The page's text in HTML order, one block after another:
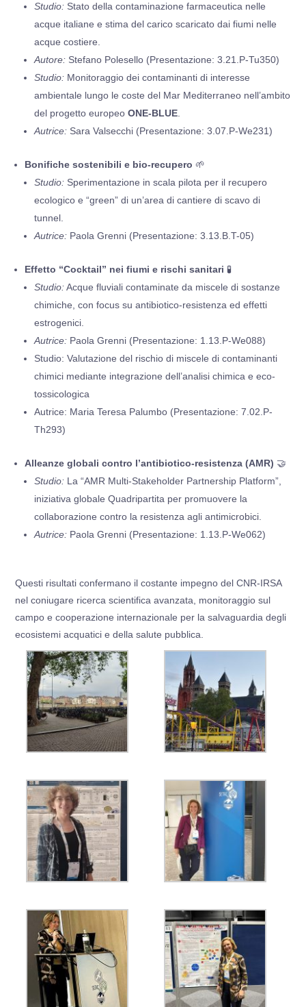
Studio: Stato della contaminazione farmaceutica nelle
acque italiane e stima del carico scaricato dai fiumi nelle
acque costiere.
Autore: Stefano Polesello (Presentazione: 3.21.P-Tu350)
Studio: Monitoraggio dei contaminanti di interesse
ambientale lungo le coste del Mar Mediterraneo nell’ambito
del progetto europeoONE-BLUE
Autrice: Sara Valsecchi (Presentazione: 3.07.P-We231)
Bonifiche sostenibili e bio-recupero 🌱
Studio: Sperimentazione in scala pilota per il recupero
ecologico e “green” di un’area di cantiere di scavo di
tunnel.
Autrice: Paola Grenni (Presentazione: 3.13.B.T-05)
Effetto “Cocktail” nei fiumi e rischi sanitari 🧪
Studio:Acque fluviali contaminate da miscele di sostanze
chimiche, con focus su antibiotico-resistenza ed effetti
estrogenici.
Autrice: Paola Grenni (Presentazione: 1.13.P-We088)
Studio: Valutazione del rischio di miscele di contaminanti
chimici mediante integrazione dell’analisi chimica e eco-
tossicologica
Autrice: Maria Teresa Palumbo (Presentazione: 7.02.P-
Th293)
Alleanze globali contro l’antibiotico-resistenza (AMR) 🤝
Studio: La “AMR Multi-Stakeholder Partnership Platform”,
iniziativa globale Quadripartita per promuovere la
collaborazione contro la resistenza agli antimicrobici.
Autrice: Paola Grenni (Presentazione: 1.13.P-We062)
Questi risultati confermano il costante impegno del CNR-IRSA
nel coniugare ricerca scientifica avanzata, monitoraggio sul
campo e cooperazione internazionale per la salvaguardia degli
ecosistemi acquatici e della salute pubblica.